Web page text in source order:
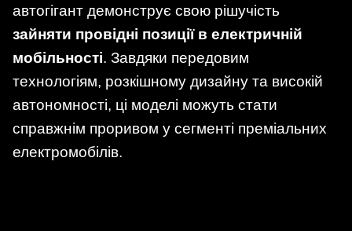
автогігант демонструє свою рішучість
зайняти провідні позиції в електричній
мобільності. Завдяки передовим
технологіям, розкішному дизайну та високій
автономності, ці моделі можуть стати
справжнім проривом у сегменті преміальних
електромобілів.